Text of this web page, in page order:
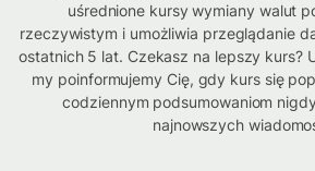
uśrednione kursy wymiany walut
rzeczywistym i umożliwia przeglądanie
ostatnich 5 lat. Czekasz na lepszy kurs?
my poinformujemy Cię, gdy kurs się
codziennym podsumowaniom
najnowszych